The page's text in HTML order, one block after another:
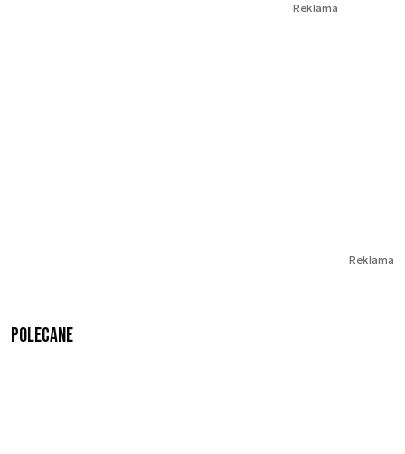
Reklama
Reklama
Polecane